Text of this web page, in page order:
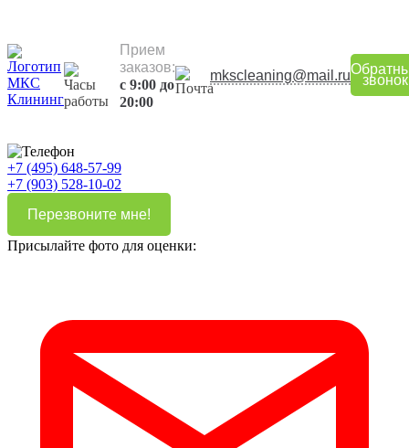
Прием
заказов:
с 9:00 до
20:00
mkscleaning@mail.ru звонок
+7 (495) 648-57-99
+7 (903) 528-10-02
Перезвоните мне!
Присылайте фото для оценки: